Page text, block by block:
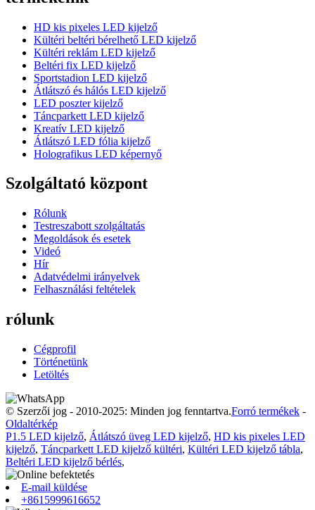
HD kis pixeles LED kijelző
Kültéri beltéri bérelhető LED kijelző
Kültéri reklám LED kijelző
Beltéri fix LED kijelző
Sportstadion LED kijelző
Átlátszó és hálós LED kijelző
LED poszter kijelző
Táncparkett LED kijelző
Kreatív LED kijelző
Átlátszó LED fólia kijelző
Holografikus LED képernyő
Szolgáltató központ
Rólunk
Testreszabott szolgáltatás
Megoldások és esetek
Videó
Hír
Adatvédelmi irányelvek
Felhasználási feltételek
rólunk
Cégprofil
Történetünk
Letöltés
© Szerzői jog - 2010-2025: Minden jog fenntartva.Forró termékek -
Oldaltérkép
P1.5 LED kijelző, Átlátszó üveg LED kijelző, HD kis pixeles LED
kijelző, Táncparkett LED kijelző kültéri, Kültéri LED kijelző tábla,
Beltéri LED kijelző bérlés,
E-mail küldése
+8615999616652